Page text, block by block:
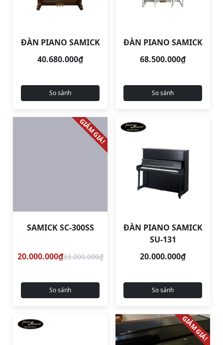
ĐÀN PIANO SAMICK
40.680.000₫
So sánh
ĐÀN PIANO SAMICK
68.500.000₫
So sánh
GIẢM GIÁ!
SAMICK SC-300SS
20.000.000₫33.000.000₫
So sánh
ĐÀN PIANO SAMICK
SU-131
20.000.000₫
So sánh
GIẢM GIÁ!